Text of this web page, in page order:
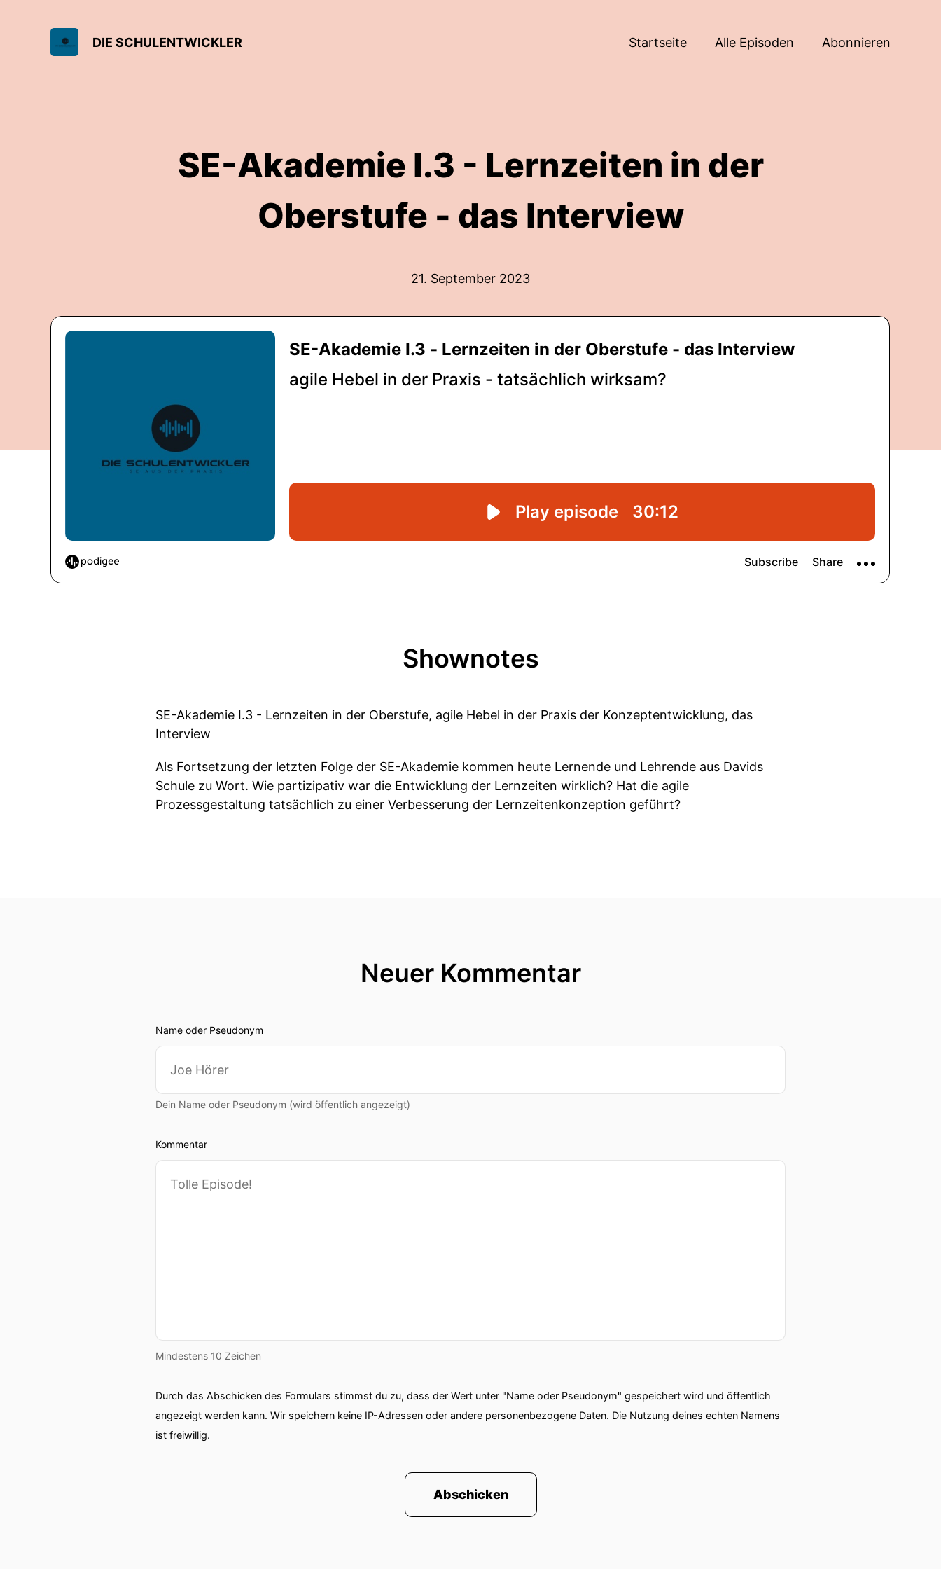
DIE SCHULENTWICKLER Startseite Alle Episoden Abonnieren
SE-Akademie I.3 - Lernzeiten in der
Oberstufe - das Interview
21. September 2023
Shownotes
SE-Akademie I.3 - Lernzeiten in der Oberstufe, agile Hebel in der Praxis der Konzeptentwicklung, das
Interview
Als Fortsetzung der letzten Folge der SE-Akademie kommen heute Lernende und Lehrende aus Davids
Schule zu Wort. Wie partizipativ war die Entwicklung der Lernzeiten wirklich? Hat die agile
Prozessgestaltung tatsächlich zu einer Verbesserung der Lernzeitenkonzeption geführt?
Neuer Kommentar
Name oder Pseudonym
Dein Name oder Pseudonym (wird öffentlich angezeigt)
Kommentar
Mindestens 10 Zeichen
Durch das Abschicken des Formulars stimmst du zu, dass der Wert unter "Name oder Pseudonym" gespeichert wird und öffentlich
angezeigt werden kann. Wir speichern keine IP-Adressen oder andere personenbezogene Daten. Die Nutzung deines echten Namens
ist freiwillig.
Abschicken